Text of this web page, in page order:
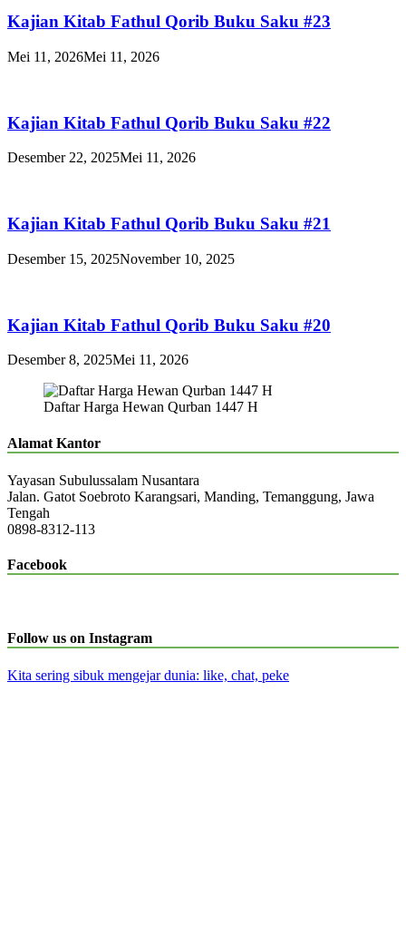
Kajian Kitab Fathul Qorib Buku Saku #23
Mei 11, 2026Mei 11, 2026
Kajian Kitab Fathul Qorib Buku Saku #22
Desember 22, 2025Mei 11, 2026
Kajian Kitab Fathul Qorib Buku Saku #21
Desember 15, 2025November 10, 2025
Kajian Kitab Fathul Qorib Buku Saku #20
Desember 8, 2025Mei 11, 2026
Daftar Harga Hewan Qurban 1447 H
Alamat Kantor
Yayasan Subulussalam Nusantara
Jalan. Gatot Soebroto Karangsari, Manding, Temanggung, Jawa
Tengah
0898-8312-113
Facebook
Follow us on Instagram
Kita sering sibuk mengejar dunia: like, chat, peke